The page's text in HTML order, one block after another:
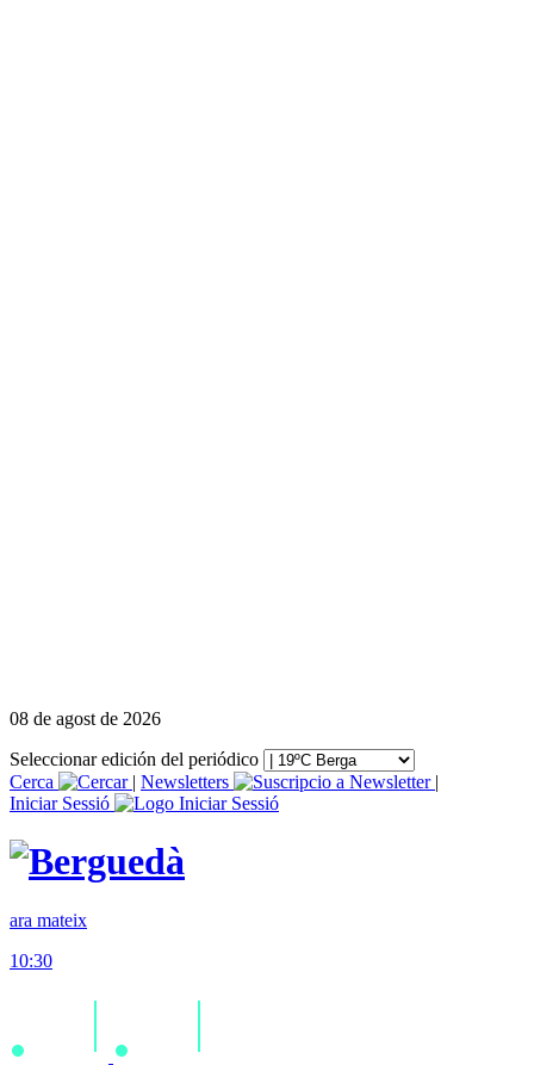
08 de agost de 2026
Seleccionar edición del periódico
Cerca
| Newsletters
|
Iniciar Sessió
ara mateix
10:30